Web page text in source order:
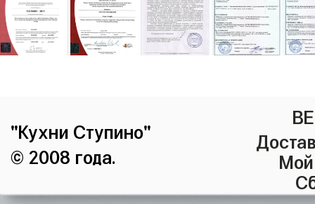
"Кухни Ступино"
© 2008 года.